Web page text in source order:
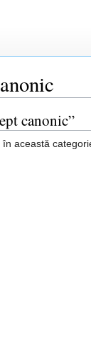
canonic”
această